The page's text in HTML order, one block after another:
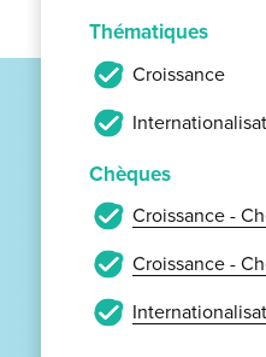
Thématiques
Croissance
Chèques
Croissance -
Croissance -